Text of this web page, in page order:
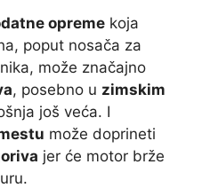
opreme koja
poput nosača za
može značajno
, posebno u zimskim
još veća. I
može doprineti
jer će motor brže